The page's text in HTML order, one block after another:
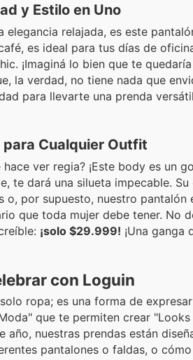
y Estilo en Uno
elegancia relajada, es este
es ideal para tus días de
¡Imaginá lo bien que te
la verdad, no tiene nada que
para llevarte una prenda
Cualquier Outfit
ver regia? ¡Este body es un
te dará una silueta impecable.
por supuesto, nuestro
que toda mujer debe tener. No
¡solo $29.999! ¡Una
con Loguin
ropa; es una forma de
que te permiten crear
nuestras prendas están
pantalones o faldas, o